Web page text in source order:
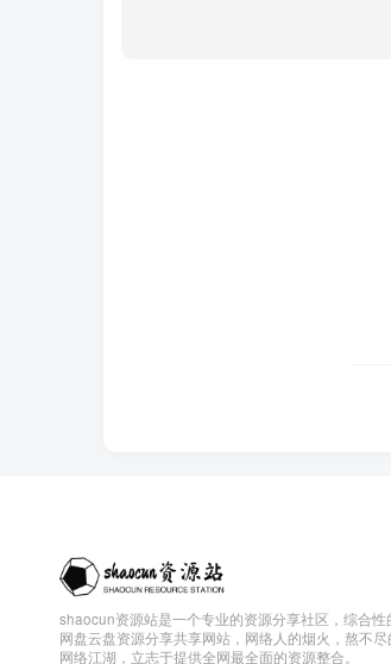
shaocun资源站是一个专业的资源分享社区，综合性
网盘云盘资源分享共享网站，网络人的烟火，熬不尽
网络江湖，立志于提供全网最全面的资源整合。